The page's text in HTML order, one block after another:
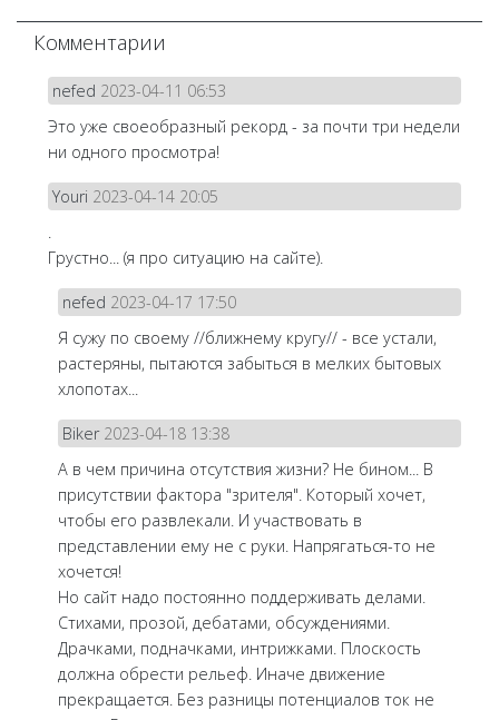
Комментарии
nefed 2023-04-11 06:53
Это уже своеобразный рекорд - за почти три недели
ни одного просмотра!
Youri 2023-04-14 20:05
.
Грустно... (я про ситуацию на сайте).
nefed 2023-04-17 17:50
Я сужу по своему //ближнему кругу// - все устали,
растеряны, пытаются забыться в мелких бытовых
хлопотах...
Biker 2023-04-18 13:38
А в чем причина отсутствия жизни? Не бином... В
присутствии фактора "зрителя". Который хочет,
чтобы его развлекали. И участвовать в
представлении ему не с руки. Напрягаться-то не
хочется!
Но сайт надо постоянно поддерживать делами.
Стихами, прозой, дебатами, обсуждениями.
Драчками, подначками, интрижками. Плоскость
должна обрести рельеф. Иначе движение
прекращается. Без разницы потенциалов ток не